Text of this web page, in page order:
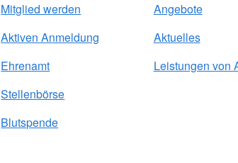
Mitglied werden
Aktiven Anmeldung
Ehrenamt
Stellenbörse
Blutspende
Angebote
Aktuelles
Leistungen von